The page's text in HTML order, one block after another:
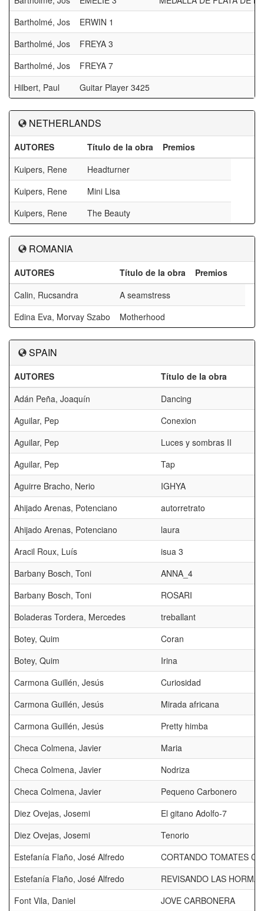
Bartholmé, Jos
ERWIN 1
Bartholmé, Jos
FREYA 3
Bartholmé, Jos
FREYA 7
Hilbert, Paul
Guitar Player 3425
NETHERLANDS
AUTORES Título de la obra
Premios
Kuipers, Rene
Headturner
Kuipers, Rene
Mini Lisa
Kuipers, Rene
The Beauty
ROMANIA
AUTORES Título de la obra
Premios
Calin, Rucsandra
A seamstress
Edina Eva, Morvay Szabo
Motherhood
SPAIN
AUTORES
Título de la obra
Adán Peña, Joaquín
Dancing
Aguilar, Pep
Conexion
Aguilar, Pep
Luces y sombras II
Aguilar, Pep
Tap
Aguirre Bracho, Nerio
IGHYA
Ahijado Arenas, Potenciano
autorretrato
Ahijado Arenas, Potenciano
laura
Aracil Roux, Luís
isua 3
Barbany Bosch, Toni
ANNA_4
Barbany Bosch, Toni
ROSARI
Boladeras Tordera, Mercedes
treballant
Botey, Quim
Coran
Botey, Quim
Irina
Carmona Guillén, Jesús
Curiosidad
Carmona Guillén, Jesús
Mirada africana
Carmona Guillén, Jesús
Pretty himba
Checa Colmena, Javier
Maria
Checa Colmena, Javier
Nodriza
Checa Colmena, Javier
Pequeno Carbonero
Diez Ovejas, Josemi
El gitano Adolfo-7
Diez Ovejas, Josemi
Tenorio
Estefanía Flaño, José Alfredo
CORTANDO TOMATES
Estefanía Flaño, José Alfredo
REVISANDO LAS HORMAS
Font Vila, Daniel
JOVE CARBONERA